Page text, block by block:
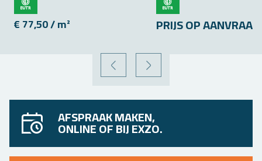
€ 77,50 / m² PRIJS OP AAN­VRAAG
VORIGE VOLGENDE
AFSPRAAK MAKEN,
ONLINE OF BIJ EXZO.